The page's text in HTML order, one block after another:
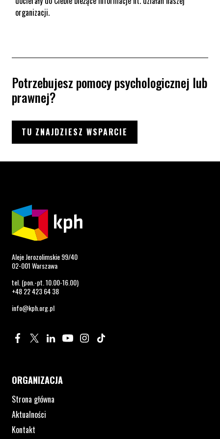
organizacji.
Potrzebujesz pomocy psychologicznej lub
prawnej?
TU ZNAJDZIESZ WSPARCIE
Aleje Jerozolimskie 99/40
02-001 Warszawa
tel. (pon.-pt. 10.00-16.00)
+48 22 423 64 38
info@kph.org.pl
Profil na Facebook. Strona otwiera się w nowym oknie.
Profil na Twitter. Strona otwiera się w nowym oknie.
Profil na LinkedIn. Strona otwiera się w nowym oknie.
Profil na YouTube. Strona otwiera się w nowym
Profil na Instagram. Strona otwiera się
ORGANIZACJA
Strona główna
Aktualności
Kontakt